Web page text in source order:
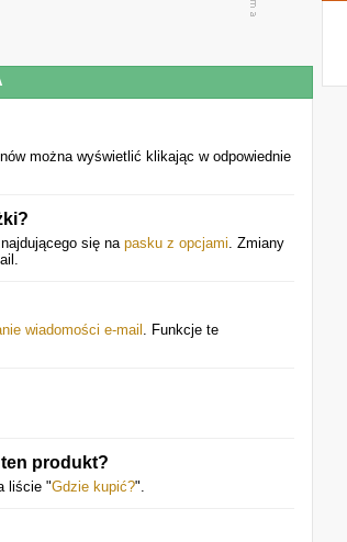
można wyświetlić klikając w odpowiednie
się napasku z opcjami. Zmiany
wiadomości e-mail . Funkcje te
produkt?
liście "Gdzie kupić?".